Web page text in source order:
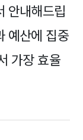
안내해드립
예산에 집중
가장 효율